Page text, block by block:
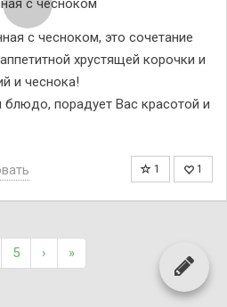
с чесноком, это сочетание
хрустящей корочки и
и чеснока!
блюдо, порадует Вас красотой и
1 1
5 › »